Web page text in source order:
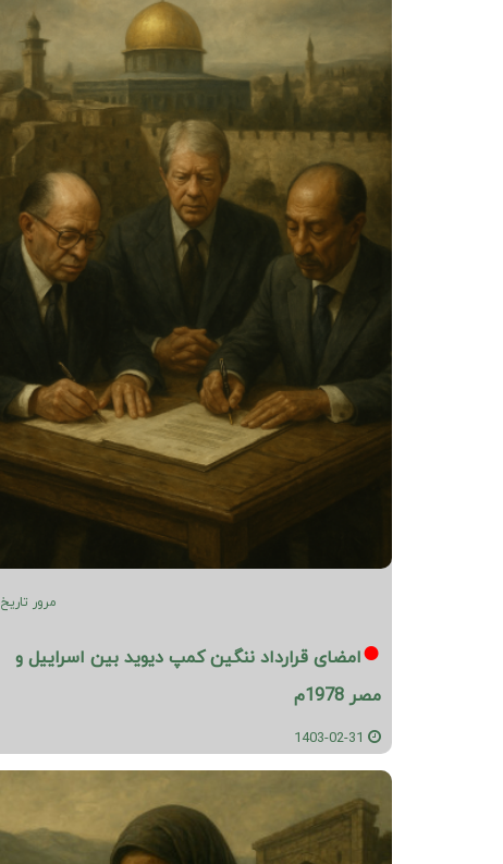
مرور تاریخ
امضای قرارداد ننگین کمپ دیوید بین اسراییل و
مصر 1978م